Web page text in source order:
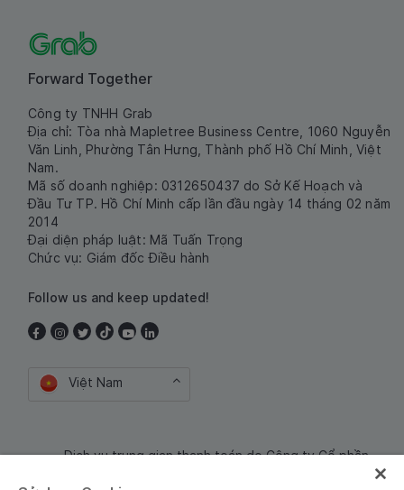
Forward Together
Công ty TNHH Grab
Địa chỉ: Tòa nhà Mapletree Business Centre, 1060 Nguyễn
Văn Linh, Phường Tân Hưng, Thành phố Hồ Chí Minh, Việt
Nam.
Mã số doanh nghiệp: 0312650437 do Sở Kế Hoạch và
Đầu Tư TP. Hồ Chí Minh cấp lần đầu ngày 14 tháng 02 năm
2014
Đại diện pháp luật: Mã Tuấn Trọng
Chức vụ: Giám đốc Điều hành
Follow us and keep updated!
Việt Nam
Dịch vụ trung gian thanh toán do Công ty Cổ phần